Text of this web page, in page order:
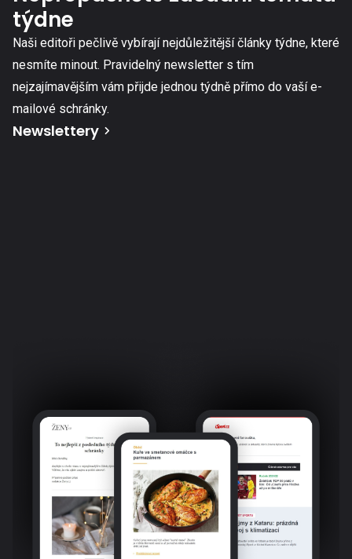
týdne
Naši editoři pečlivě vybírají nejdůležitější články týdne, které
nesmíte minout. Pravidelný newsletter s tím
nejzajímavějším vám přijde jednou týdně přímo do vaší e-
mailové schránky.
Newslettery